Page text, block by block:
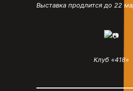
Выставка продлится до 22
Клуб «418»